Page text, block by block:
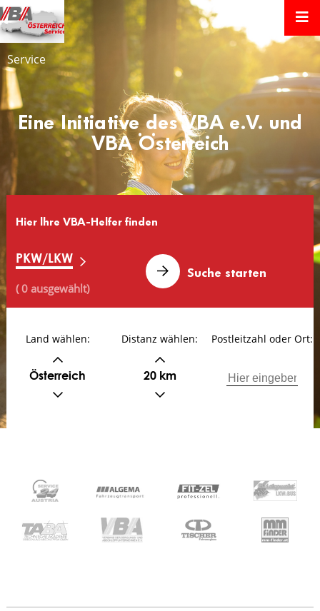
Service
Eine Initiative des VBA e.V. und
VBA Österreich
Hier lhre VBA-Helfer finden
PKW/LKW
( 0 ausgewählt)
Land wählen:
Österreich
Distanz wählen:
20 km
Postleitzahl oder Ort: